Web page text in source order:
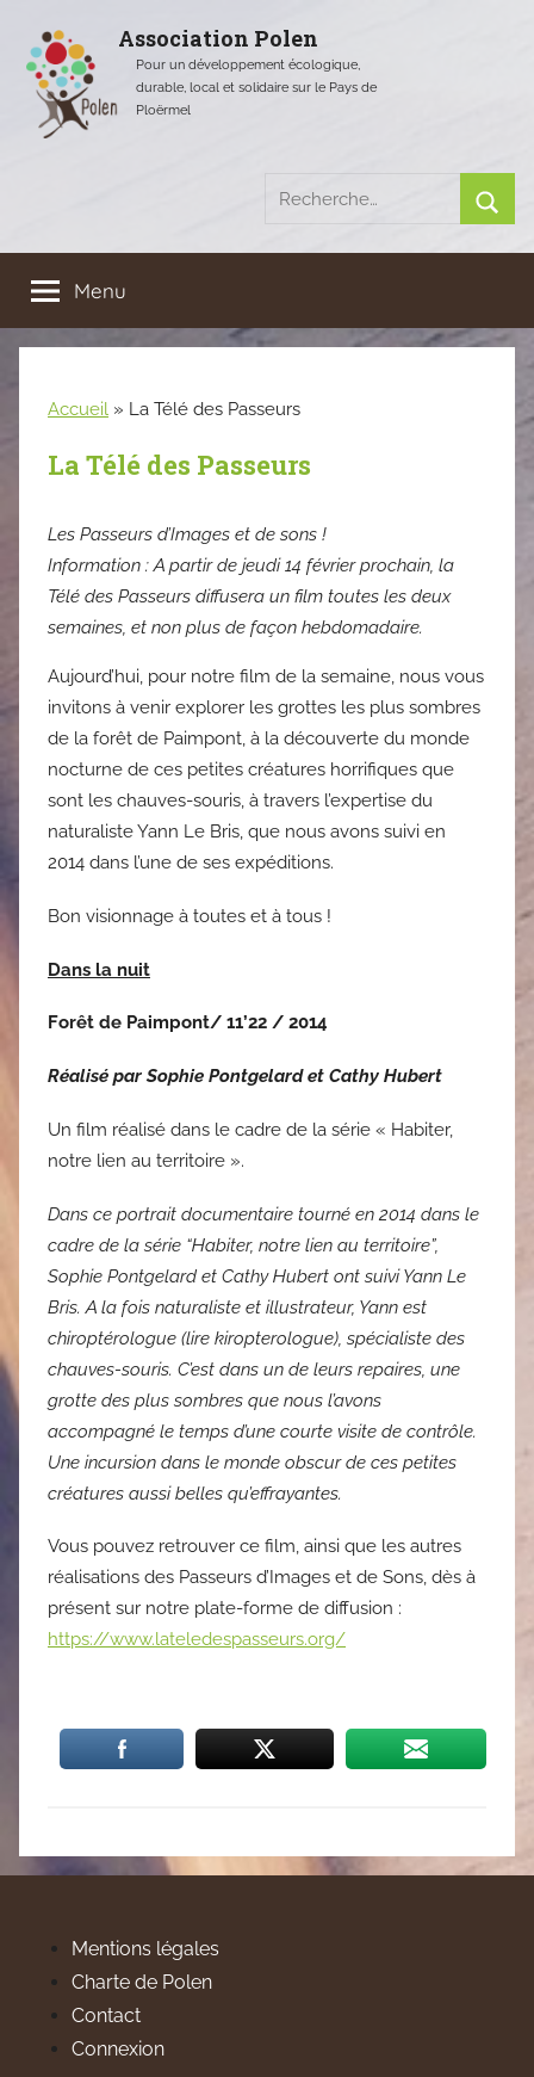
contenu
Association Polen
Pour un développement écologique,
durable, local et solidaire sur le Pays de
Ploërmel
Recherche
:
Menu
Accueil » La Télé des Passeurs
La Télé des Passeurs
Les Passeurs d’Images et de sons !
Information : A partir de jeudi 14 février prochain, la
Télé des Passeurs diffusera un film toutes les deux
semaines, et non plus de façon hebdomadaire.
Aujourd’hui, pour notre film de la semaine, nous vous
invitons à venir explorer les grottes les plus sombres
de la forêt de Paimpont, à la découverte du monde
nocturne de ces petites créatures horrifiques que
sont les chauves-souris, à travers l’expertise du
naturaliste Yann Le Bris, que nous avons suivi en
2014 dans l’une de ses expéditions.
Bon visionnage à toutes et à tous !
Dans la nuit
Forêt de Paimpont/ 11’22 / 2014
Réalisé par Sophie Pontgelard et Cathy Hubert
Un film réalisé dans le cadre de la série « Habiter,
notre lien au territoire ».
Dans ce portrait documentaire tourné en 2014 dans le
cadre de la série “Habiter, notre lien au territoire”,
Sophie Pontgelard et Cathy Hubert ont suivi Yann Le
Bris. A la fois naturaliste et illustrateur, Yann est
chiroptérologue (lire kiropterologue), spécialiste des
chauves-souris. C’est dans un de leurs repaires, une
grotte des plus sombres que nous l’avons
accompagné le temps d’une courte visite de contrôle.
Une incursion dans le monde obscur de ces petites
créatures aussi belles qu’effrayantes.
Vous pouvez retrouver ce film, ainsi que les autres
réalisations des Passeurs d’Images et de Sons, dès à
présent sur notre plate-forme de diffusion :
https://www.lateledespasseurs.org/
Mentions légales
Charte de Polen
Contact
Connexion